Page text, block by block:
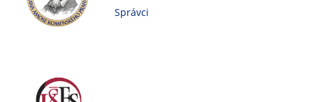
Správci